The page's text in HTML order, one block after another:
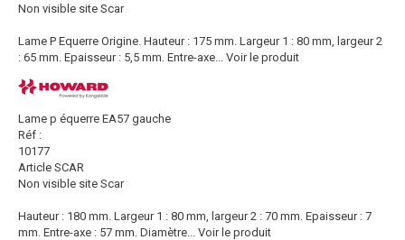
Non visible site Scar
Lame P Equerre Origine. Hauteur : 175 mm. Largeur 1 : 80 mm, largeur 2
: 65 mm. Epaisseur : 5,5 mm. Entre-axe... Voir le produit
Lame p équerre EA57 gauche
Réf :
10177
Article SCAR
Non visible site Scar
Hauteur : 180 mm. Largeur 1 : 80 mm, largeur 2 : 70 mm. Epaisseur : 7
mm. Entre-axe : 57 mm. Diamètre... Voir le produit